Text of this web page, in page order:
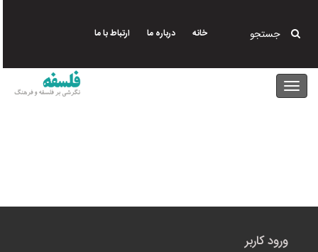
محتوای
جستجو خانه درباره ما ارتباط با ما
ورود کاربر